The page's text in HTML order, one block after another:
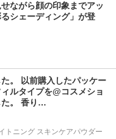
ながら顔の印象までアッ
シェーディング」が登
。 以前購入したパッケー
ルタイプを@コスメショ
た。 香り…
トニング スキンケアパウダー